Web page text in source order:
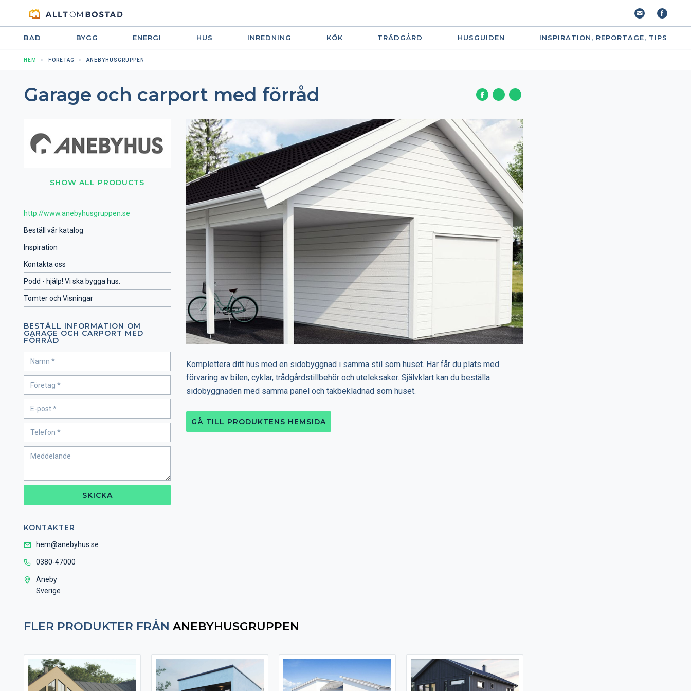
BAD BYGG ENERGI HUS INREDNING KÖK TRÄDGÅRD HUSGUIDEN INSPIRATION, REPORTAGE, TIPS
HEM FÖRETAG ANEBYHUSGRUPPEN
Garage och carport med förråd
SHOW ALL PRODUCTS
http://www.anebyhusgruppen.se
Beställ vår katalog
Inspiration
Kontakta oss
Podd - hjälp! Vi ska bygga hus.
Tomter och Visningar
BESTÄLL INFORMATION OM
GARAGE OCH CARPORT MED
FÖRRÅD
SKICKA
KONTAKTER
hem@anebyhus.se
0380-47000
Aneby
Sverige
Komplettera ditt hus med en sidobyggnad i samma stil som huset. Här får du plats med
förvaring av bilen, cyklar, trådgårdstillbehör och uteleksaker. Självklart kan du beställa
sidobyggnaden med samma panel och takbeklädnad som huset.
GÅ TILL PRODUKTENS HEMSIDA
FLER PRODUKTER FRÅN ANEBYHUSGRUPPEN